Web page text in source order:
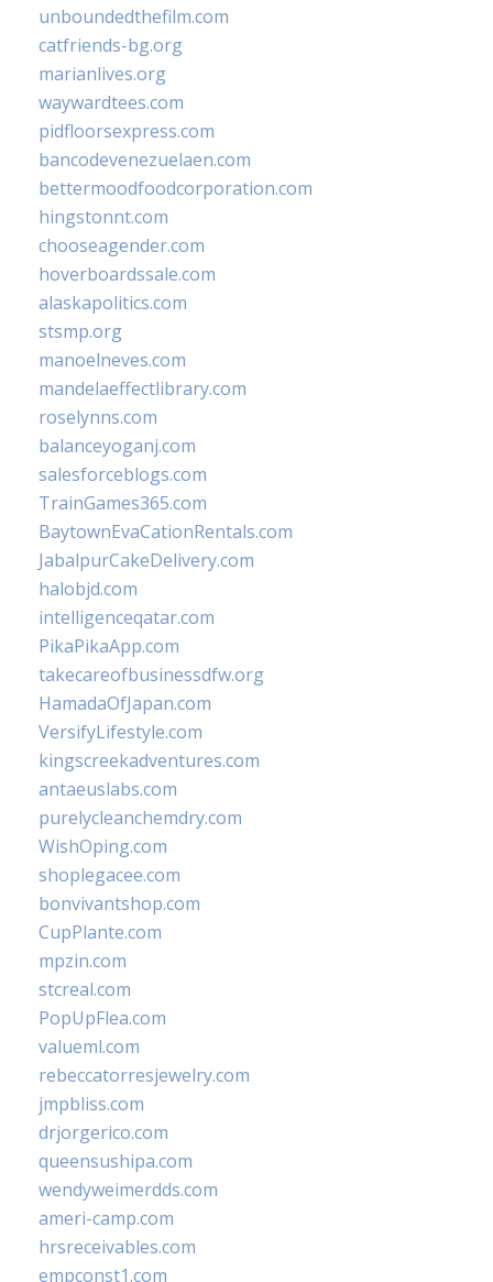
unboundedthefilm.com
catfriends-bg.org
marianlives.org
waywardtees.com
pidfloorsexpress.com
bancodevenezuelaen.com
bettermoodfoodcorporation.com
hingstonnt.com
chooseagender.com
hoverboardssale.com
alaskapolitics.com
stsmp.org
manoelneves.com
mandelaeffectlibrary.com
roselynns.com
balanceyoganj.com
salesforceblogs.com
TrainGames365.com
BaytownEvaCationRentals.com
JabalpurCakeDelivery.com
halobjd.com
intelligenceqatar.com
PikaPikaApp.com
takecareofbusinessdfw.org
HamadaOfJapan.com
VersifyLifestyle.com
kingscreekadventures.com
antaeuslabs.com
purelycleanchemdry.com
WishOping.com
shoplegacee.com
bonvivantshop.com
CupPlante.com
mpzin.com
stcreal.com
PopUpFlea.com
valueml.com
rebeccatorresjewelry.com
jmpbliss.com
drjorgerico.com
queensushipa.com
wendyweimerdds.com
ameri-camp.com
hrsreceivables.com
empconst1.com